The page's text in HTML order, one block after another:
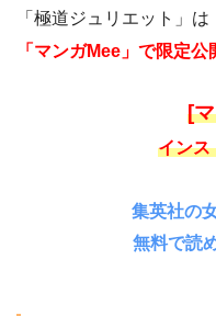
「極道ジュリエット」は
「マンガMee」で限定公
[
インス
集英社の
無料で読